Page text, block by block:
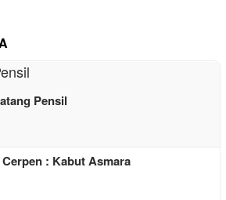
Pensil
: Kabut Asmara